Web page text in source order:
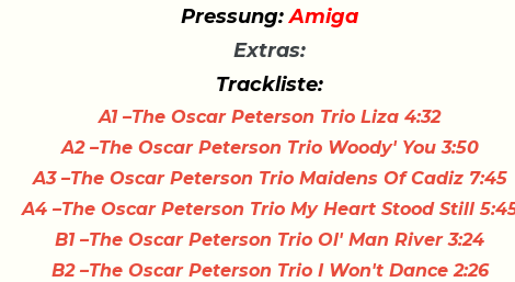
Pressung:Amiga
Extras:
Trackliste:
A1 –The Oscar Peterson Trio Liza 4:32
A2 –The Oscar Peterson Trio Woody' You3:50
A3 –The Oscar Peterson Trio Maidens Of Cadiz 7:45
A4 –The Oscar Peterson Trio My Heart Stood Still
B1 –The Oscar Peterson Trio Ol' Man River3:24
B2 –The Oscar Peterson Trio I Won't Dance2:26